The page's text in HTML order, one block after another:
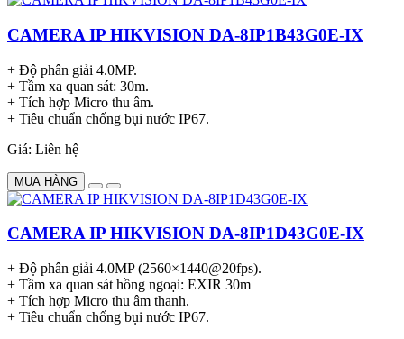
CAMERA IP HIKVISION DA-8IP1B43G0E-IX
+ Độ phân giải 4.0MP.
+ Tầm xa quan sát: 30m.
+ Tích hợp Micro thu âm.
+ Tiêu chuẩn chống bụi nước IP67.
Giá: Liên hệ
MUA HÀNG
CAMERA IP HIKVISION DA-8IP1D43G0E-IX
+ Độ phân giải 4.0MP (2560×1440@20fps).
+ Tầm xa quan sát hồng ngoại: EXIR 30m
+ Tích hợp Micro thu âm thanh.
+ Tiêu chuẩn chống bụi nước IP67.